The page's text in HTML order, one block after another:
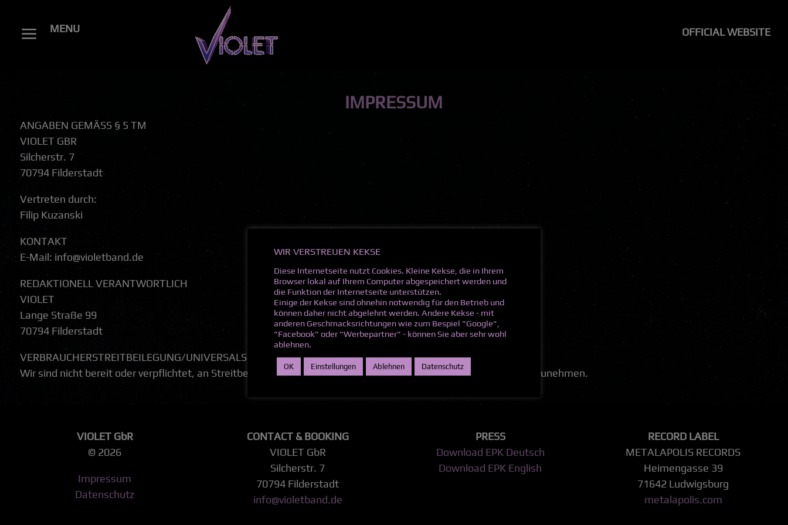
a MENU OFFICIAL WEBSITE
IMPRESSUM
ANGABEN GEMÄSS § 5 TM
VIOLET GBR
Silcherstr. 7
70794 Filderstadt
Vertreten durch:
Filip Kuzanski
KONTAKT
E-Mail: info@violetband.de
REDAKTIONELL VERANTWORTLICH
VIOLET
Lange Straße 99
70794 Filderstadt
VERBRAUCHER­STREIT­BEILEGUNG/UNIVERSAL­SCHLICHTUNGS­STELLE
Wir sind nicht bereit oder verpflichtet, an Streitbeilegungsverfahren vor einer Verbraucherschlichtungsstelle teilzunehmen.
VIOLET GbR
© 2026
Impressum
Datenschutz
CONTACT & BOOKING
VIOLET GbR
Silcherstr. 7
70794 Filderstadt
info@violetband.de
PRESS
Download EPK Deutsch
Download EPK English
RECORD LABEL
METALAPOLIS RECORDS
Heimengasse 39
71642 Ludwigsburg
metalapolis.com
WIR VERSTREUEN KEKSE
Diese Internetseite nutzt Cookies. Kleine Kekse, die in Ihrem
Browser lokal auf Ihrem Computer abgespeichert werden und
die Funktion der Internetseite unterstützen.
Einige der Kekse sind ohnehin notwendig für den Betrieb und
können daher nicht abgelehnt werden. Andere Kekse - mit
anderen Geschmacksrichtungen wie zum Bespiel "Google",
"Facebook" oder "Werbepartner" - können Sie aber sehr wohl
ablehnen.
OK Einstellungen Ablehnen Datenschutz